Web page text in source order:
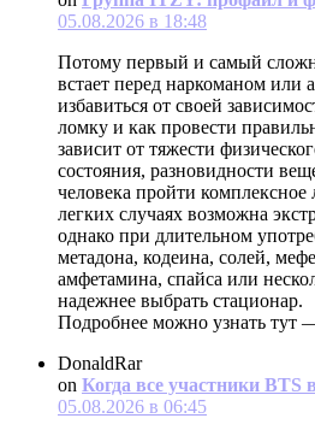
05.08.2026 в 18:48
Потому первый и самый
встает перед наркоманом
избавиться от своей
ломку и как провести
зависит от тяжести
состояния, разновидности
человека пройти
легких случаях возможна
однако при длительном
метадона, кодеина, солей,
амфетамина, спайса или
надежнее выбрать стационар.
Подробнее можно узнать тут
DonaldRar
on Когда все участники BTS
05.08.2026 в 06:45